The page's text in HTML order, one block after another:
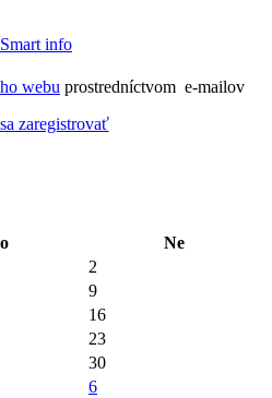
webu prostredníctvom e-mailov
zaregistrovať
Ne
2
9
16
23
30
6